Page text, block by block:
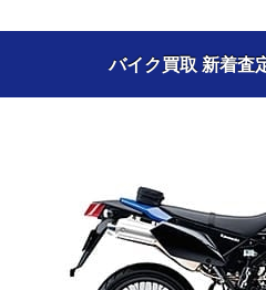
バイク買取 新着査